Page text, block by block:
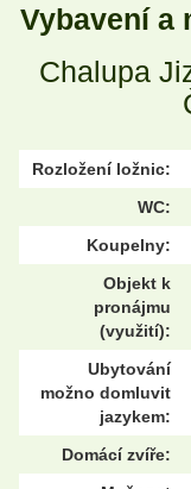
Vybavení a
Chalupa
Rozložení ložnic:
WC:
Koupelny:
Objekt k
pronájmu
(využití):
Ubytování
možno domluvit
jazykem:
Domácí zvíře: